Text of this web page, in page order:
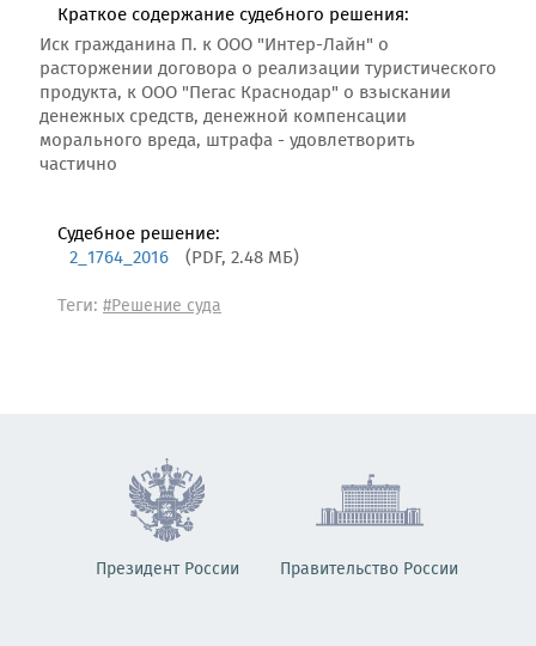
Краткое содержание судебного решения:
Иск гражданина П. к ООО "Интер-Лайн" о
расторжении договора о реализации туристического
продукта, к ООО "Пегас Краснодар" о взыскании
денежных средств, денежной компенсации
морального вреда, штрафа - удовлетворить
частично
Судебное решение:
2_1764_2016 (PDF, 2.48 МБ)
Теги: #Решение суда
Президент России Правительство России